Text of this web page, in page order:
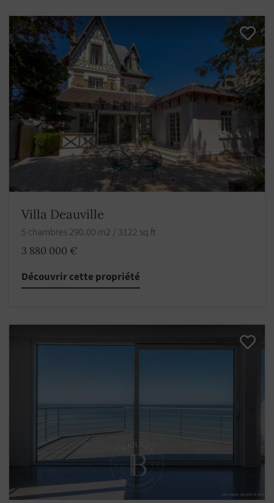
Villa Deauville
5 chambres 290.00 m2 / 3122 sq ft
3 880 000 €
Découvrir cette propriété